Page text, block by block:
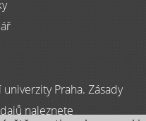
Praha. Zásady
naleznete